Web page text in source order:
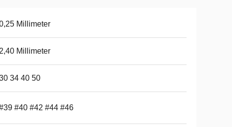
Millimeter
2,40 Millimeter
34 40 50
#40 #42 #44 #46